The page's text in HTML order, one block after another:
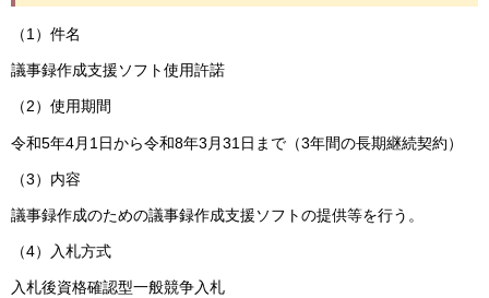
（1）件名
議事録作成支援ソフト使用許諾
（2）使用期間
令和5年4月1日から令和8年3月31日まで（3年間の長期継続契約）
（3）内容
議事録作成のための議事録作成支援ソフトの提供等を行う。
（4）入札方式
入札後資格確認型一般競争入札